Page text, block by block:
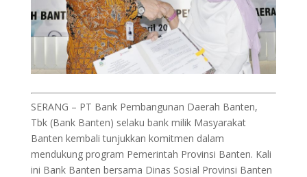
SERANG – PT Bank Pembangunan Daerah Banten,
Tbk (Bank Banten) selaku bank milik Masyarakat
Banten kembali tunjukkan komitmen dalam
mendukung program Pemerintah Provinsi Banten. Kali
ini Bank Banten bersama Dinas Sosial Provinsi Banten